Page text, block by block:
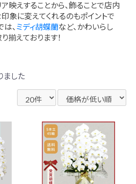
映えすることから、飾ることで店内
象に変えてくれるのもポイントで
は、 ミディ胡蝶蘭など、かわいらし
揃えております！
ました